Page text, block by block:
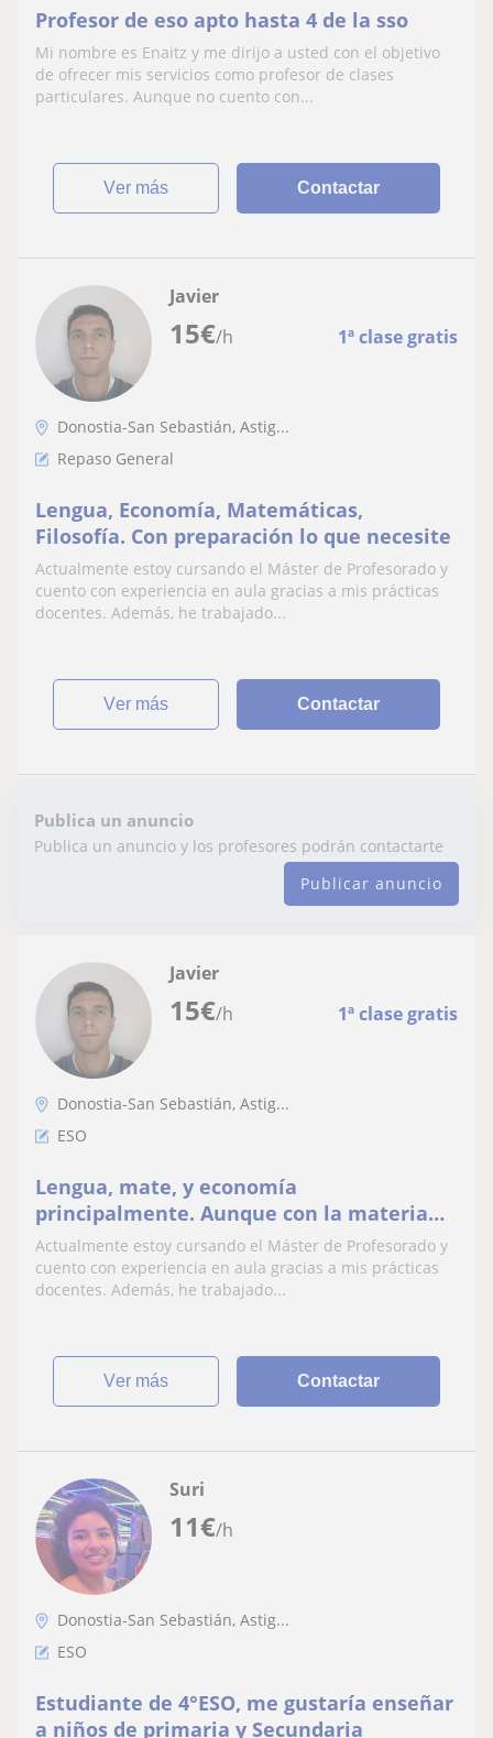
Profesor de eso apto hasta 4 de la sso
Mi nombre es Enaitz y me dirijo a usted con el objetivo
de ofrecer mis servicios como profesor de clases
particulares. Aunque no cuento con...
ver más Contactar
15€/h 1ª clase gratis
Javier
Donostia-San Sebastián, Astig...
Repaso General
Lengua, Economía, Matemáticas,
Filosofía. Con preparación lo que necesite
Actualmente estoy cursando el Máster de Profesorado y
cuento con experiencia en aula gracias a mis prácticas
docentes. Además, he trabajado...
ver más Contactar
Publica un anuncio
Publica un anuncio y los profesores podrán contactarte
Publicar anuncio
15€/h 1ª clase gratis
Javier
Donostia-San Sebastián, Astig...
ESO
Lengua, mate, y economía
principalmente. Aunque con la materia
me amoldo a lo que se necesite
Actualmente estoy cursando el Máster de Profesorado y
cuento con experiencia en aula gracias a mis prácticas
docentes. Además, he trabajado...
ver más Contactar
11€/h
Suri
Donostia-San Sebastián, Astig...
ESO
Estudiante de 4°ESO, me gustaría enseñar
a niños de primaria y Secundaria